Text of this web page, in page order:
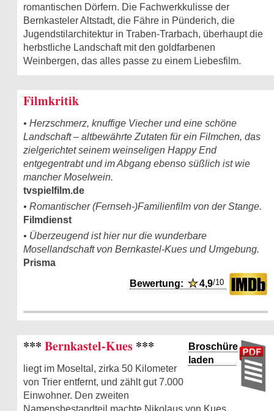
romantischen Dörfern. Die Fachwerkkulisse der
Bernkasteler Altstadt, die Fähre in Pünderich, die
Jugendstilarchitektur in Traben-Trarbach, überhaupt die
herbstliche Landschaft mit den goldfarbenen
Weinbergen, das alles passe zu einem Liebesfilm.
Filmkritik
• Herzschmerz, knuffige Viecher und eine schöne
Landschaft – altbewährte Zutaten für ein Filmchen, das
zielgerichtet seinem weinseligen Happy End
entgegentrabt und im Abgang ebenso süßlich ist wie
mancher Moselwein.
tvspielfilm.de
• Romantischer (Fernseh-)Familienfilm von der Stange.
Filmdienst
• Überzeugend ist hier nur die wunderbare
Mosellandschaft von Bernkastel-Kues und Umgebung.
Prisma
Bewertung:★4,9/10
Broschüre
laden
*** Bernkastel-Kues ***
liegt im Moseltal, zirka 50 Kilometer
von Trier entfernt, und zählt gut 7.000
Einwohner. Den zweiten